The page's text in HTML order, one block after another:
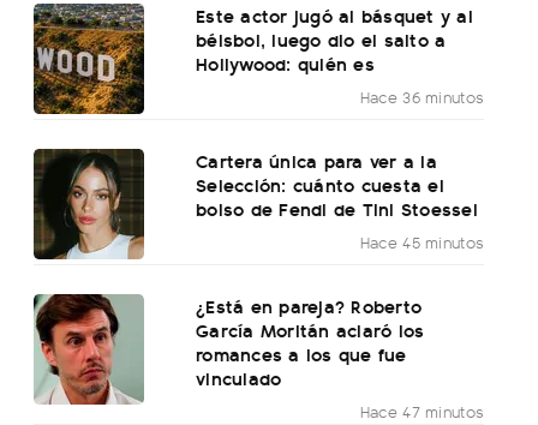
Este actor jugó al básquet y al
béisbol, luego dio el salto a
Hollywood: quién es
Hace 36 minutos
Cartera única para ver a la
Selección: cuánto cuesta el
bolso de Fendi de Tini Stoessel
Hace 45 minutos
¿Está en pareja? Roberto
García Moritán aclaró los
romances a los que fue
vinculado
Hace 47 minutos